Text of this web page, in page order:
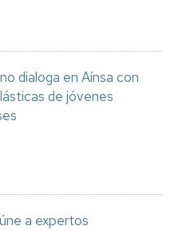
dialoga en Aínsa con
de jóvenes
a expertos